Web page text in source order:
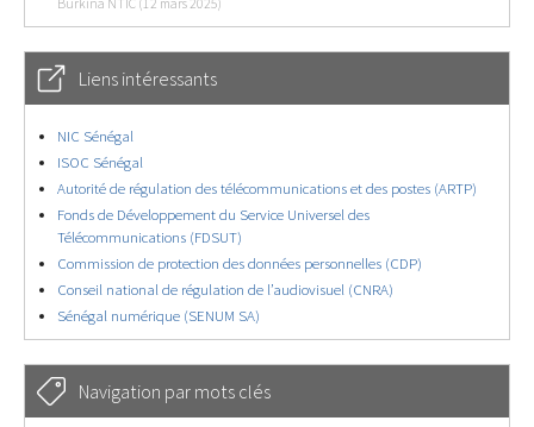
Burkina NTIC (12 mars 2025)
Liens intéressants
NIC Sénégal
ISOC Sénégal
Autorité de régulation des télécommunications et des postes (ARTP)
Fonds de Développement du Service Universel des
Télécommunications (FDSUT)
Commission de protection des données personnelles (CDP)
Conseil national de régulation de l’audiovisuel (CNRA)
Sénégal numérique (SENUM SA)
Navigation par mots clés